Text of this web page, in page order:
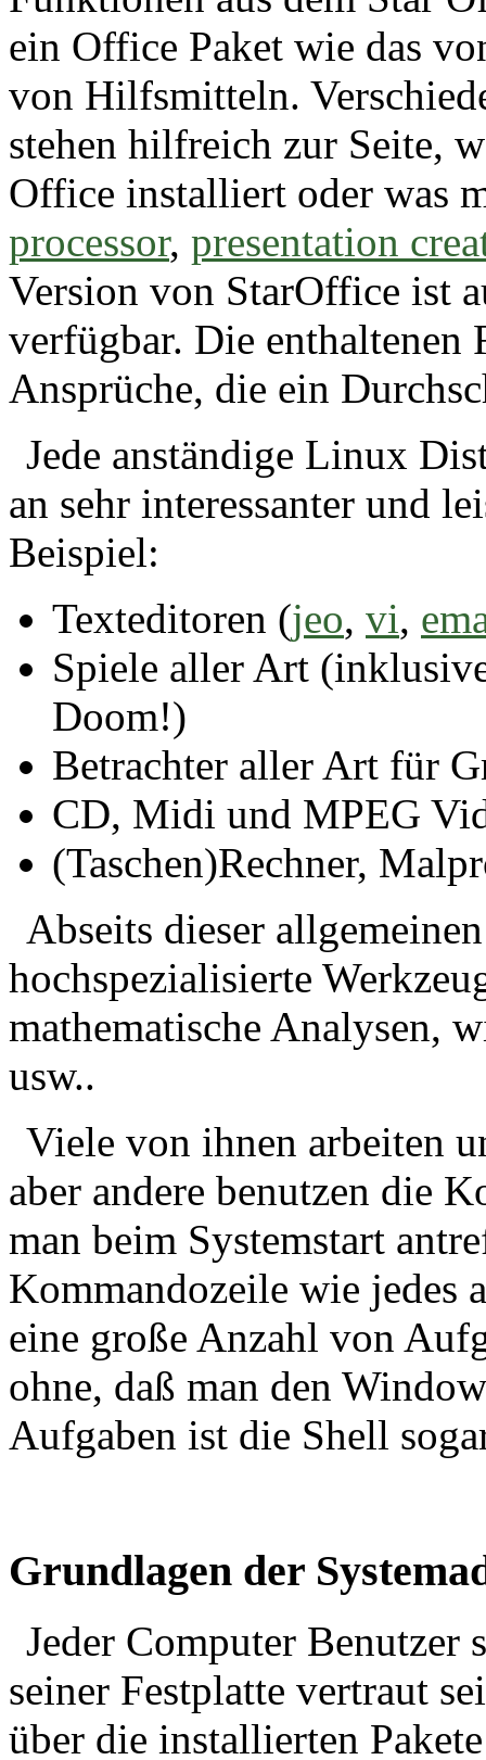
ein Office Paket wie das
von Hilfsmitteln.
stehen hilfreich zur Seite,
Office installiert oder was
processor, presentation
Version von StarOffice ist
verfügbar. Die
Ansprüche, die ein
Jede anständige Linux
an sehr interessanter und
Beispiel:
Texteditoren (jeo, vi,
Spiele aller Art
Doom!)
Betrachter aller Art für
CD, Midi und MPEG
(Taschen)Rechner,
Abseits dieser
hochspezialisierte
mathematische Analysen,
usw..
Viele von ihnen arbeiten
aber andere benutzen die
man beim Systemstart
Kommandozeile wie jedes
eine große Anzahl von
ohne, daß man den
Aufgaben ist die Shell
Grundlagen der
Jeder Computer
seiner Festplatte vertraut
über die installierten